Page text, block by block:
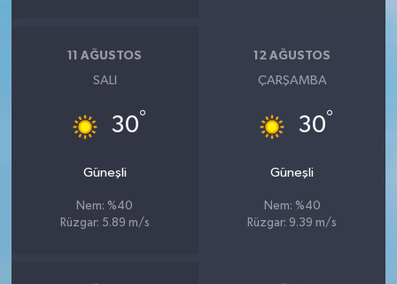
11 AĞUSTOS
SALI
30°
Güneşli
Nem: %40
Rüzgar: 5.89 m/s
12 AĞUSTOS
ÇARŞAMBA
30°
Güneşli
Nem: %40
Rüzgar: 9.39 m/s